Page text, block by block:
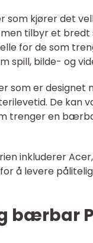
som kjører det
tilbyr et
for de som
spill, bilde- og
som er designet
De kan
trenger en
inkluderer Acer,
å levere
bærbar